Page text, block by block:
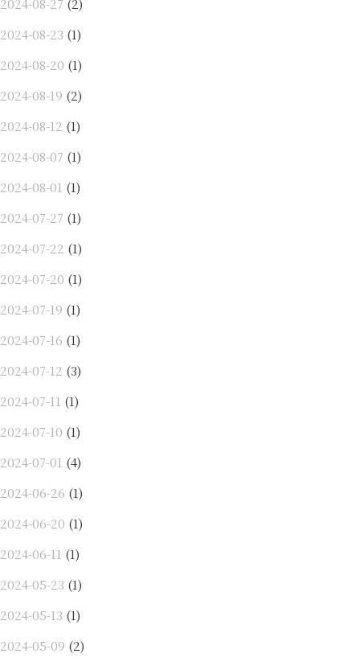
2024-08-27 (2)
2024-08-23 (1)
2024-08-20 (1)
2024-08-19 (2)
2024-08-12 (1)
2024-08-07 (1)
2024-08-01 (1)
2024-07-27 (1)
2024-07-22 (1)
2024-07-20 (1)
2024-07-19 (1)
2024-07-16 (1)
2024-07-12 (3)
2024-07-11 (1)
2024-07-10 (1)
2024-07-01 (4)
2024-06-26 (1)
2024-06-20 (1)
2024-06-11 (1)
2024-05-23 (1)
2024-05-13 (1)
2024-05-09 (2)